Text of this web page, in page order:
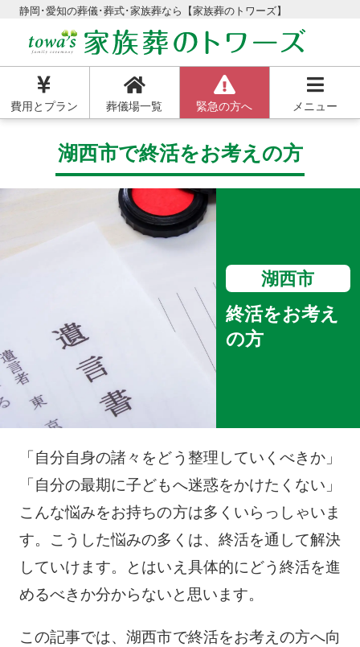
静岡･愛知の葬儀･葬式･家族葬なら【家族葬のトワーズ】
費用とプラン 葬儀場一覧 緊急の方へ メニュー
湖西市で終活をお考えの方
湖西市
終活をお考え
の方
「自分自身の諸々をどう整理していくべきか」
「自分の最期に子どもへ迷惑をかけたくない」
こんな悩みをお持ちの方は多くいらっしゃいま
す。こうした悩みの多くは、終活を通して解決
していけます。とはいえ具体的にどう終活を進
めるべきか分からないと思います。
この記事では、湖西市で終活をお考えの方へ向